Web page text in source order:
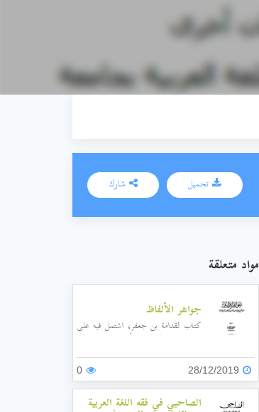
تحميل
مواد متعلقة
جواهر الألفاظ
كتاب لقدامة بن جعفر، اشتمل فيه على
تبيان معاني الكلام، وبدأه بباب (في معنى
والانحراف، ثم في المشابهة، ثم في معنى
سار على منهاجه، ثم في أسماء الطرق،
وفي أنواع البعد...إلى أن ختمه في باب
تساقط الشعر ونحوه ليظهر ما تحته.
28/12/2019
0
الصاحبي في فقه اللغة العربية